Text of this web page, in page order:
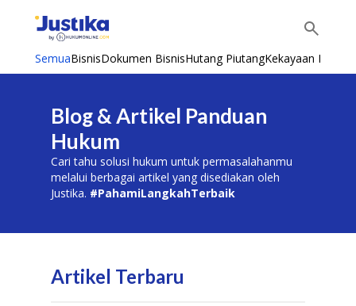
SemuaBisnisDokumen BisnisHutang PiutangKekayaan
Blog & Artikel Panduan
Hukum
Cari tahu solusi hukum untuk permasalahanmu
melalui berbagai artikel yang disediakan oleh
Justika. #PahamiLangkahTerbaik
Artikel Terbaru